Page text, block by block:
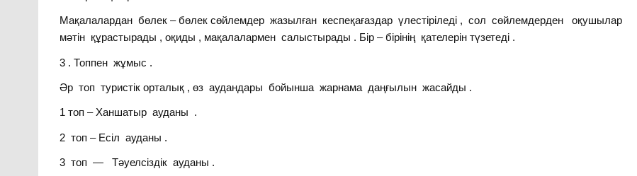
Мақалалардан бөлек – бөлек сөйлемдер жазылған кеспеқағаздар үлестіріледі , сол сөйлемдерден оқушылар
мәтін құрастырады , оқиды , мақалалармен салыстырады . Бір – бірінің қателерін түзетеді .
3 . Топпен жұмыс .
Әр топ туристік орталық , өз аудандары бойынша жарнама даңғылын жасайды .
1 топ – Ханшатыр ауданы .
2 топ – Есіл ауданы .
3 топ — Тәуелсіздік ауданы .